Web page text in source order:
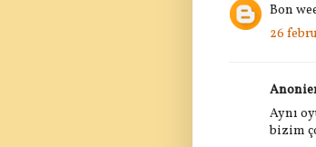
Bon
26
Aynı
bizim